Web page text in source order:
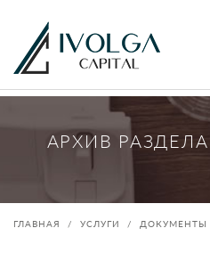
АРХИВ
ГЛАВНАЯ УСЛУГИ ДОКУМЕНТЫ